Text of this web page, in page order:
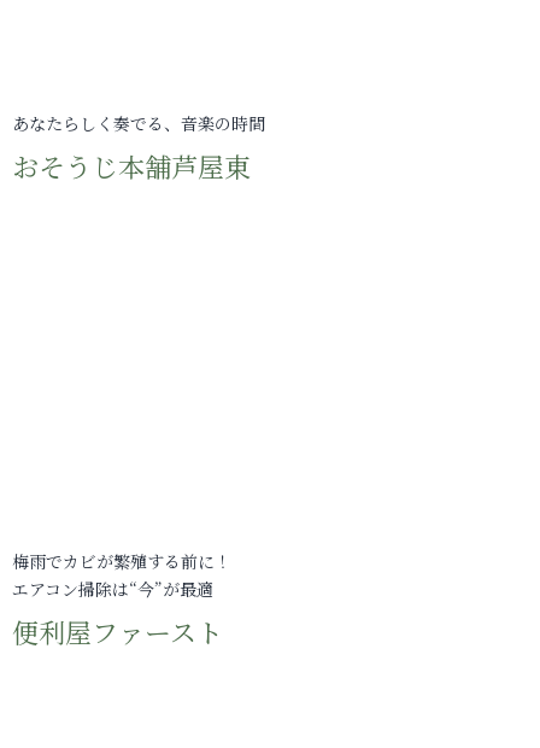
あなたらしく奏でる、音楽の時間
おそうじ本舗芦屋東
梅雨でカビが繁殖する前に！
エアコン掃除は“今”が最適
便利屋ファースト